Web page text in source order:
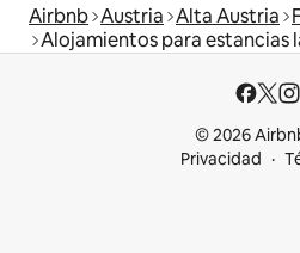
Airbnb Austria Alta Austria
Alojamientos para estancias
© 2026
Privacidad